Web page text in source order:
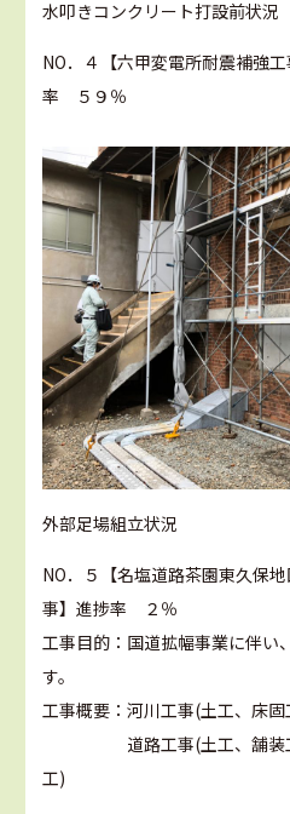
水叩きコンクリート打設前状況
NO．４【六甲変電所耐震補強
率 ５９％
外部足場組立状況
NO．５【名塩道路茶園東久保
事】進捗率 ２％
工事目的：国道拡幅事業に伴い
す。
工事概要：河川工事(土工、床
道路工事(土工、舗装工
工)